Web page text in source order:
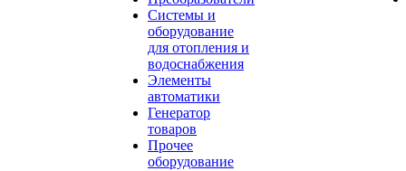
Системы и
оборудование
для отопления и
водоснабжения
Элементы
автоматики
Генератор
товаров
Прочее
оборудование